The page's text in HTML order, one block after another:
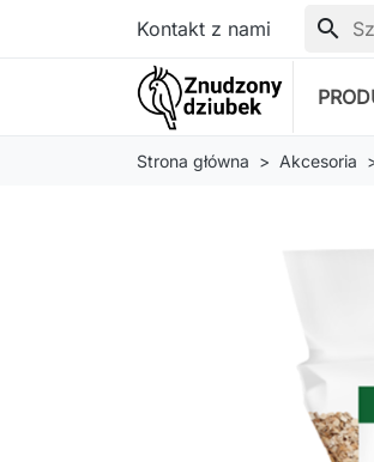
Kontakt z nami search
Strona główna Akcesoria